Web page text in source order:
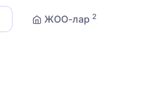
ЖОО-лар 2